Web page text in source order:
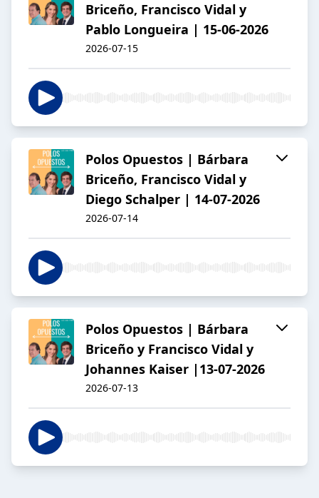
Briceño, Francisco Vidal y
Pablo Longueira | 15-06-2026
2026-07-15
Polos Opuestos | Bárbara
Briceño, Francisco Vidal y
Diego Schalper | 14-07-2026
2026-07-14
Polos Opuestos | Bárbara
Briceño y Francisco Vidal y
Johannes Kaiser |13-07-2026
2026-07-13